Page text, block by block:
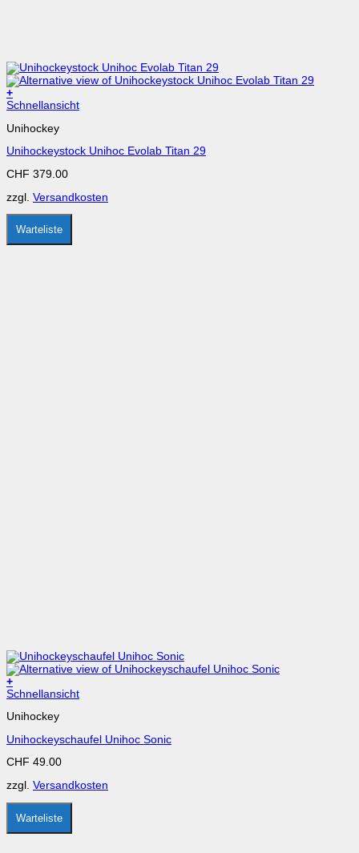
+
Dieses
weist
Varianten
Die
können
auf
der
Produktseite
gewählt
Schnellansicht
Unihockey
Unihockeystock Unihoc Evolab Titan 29
CHF 379.00
zzgl. Versandkosten
Warteliste
+
Dieses
weist
Varianten
Die
können
auf
der
Produktseite
gewählt
Schnellansicht
Unihockey
Unihockeyschaufel Unihoc Sonic
CHF 49.00
zzgl. Versandkosten
Warteliste